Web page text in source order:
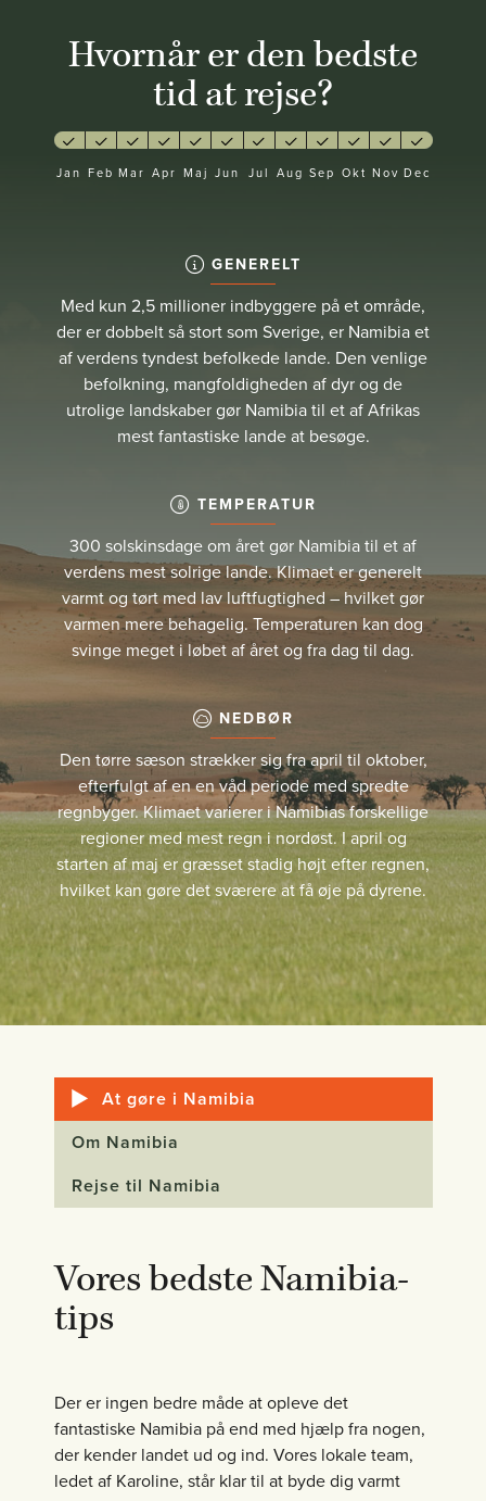
Hvornår er den bedste
tid at rejse?
Jan Feb Mar Apr Maj Jun Jul Aug Sep Okt Nov Dec
GENERELT
Med kun 2,5 millioner indbyggere på et område,
der er dobbelt så stort som Sverige, er Namibia et
af verdens tyndest befolkede lande. Den venlige
befolkning, mangfoldigheden af dyr og de
utrolige landskaber gør Namibia til et af Afrikas
mest fantastiske lande at besøge.
TEMPERATUR
300 solskinsdage om året gør Namibia til et af
verdens mest solrige lande. Klimaet er generelt
varmt og tørt med lav luftfugtighed – hvilket gør
varmen mere behagelig. Temperaturen kan dog
svinge meget i løbet af året og fra dag til dag.
NEDBØR
Den tørre sæson strækker sig fra april til oktober,
efterfulgt af en en våd periode med spredte
regnbyger. Klimaet varierer i Namibias forskellige
regioner med mest regn i nordøst. I april og
starten af maj er græsset stadig højt efter regnen,
hvilket kan gøre det sværere at få øje på dyrene.
At gøre i Namibia
Om Namibia
Rejse til Namibia
Vores bedste Namibia-
tips
Der er ingen bedre måde at opleve det
fantastiske Namibia på end med hjælp fra nogen,
der kender landet ud og ind. Vores lokale team,
ledet af Karoline, står klar til at byde dig varmt